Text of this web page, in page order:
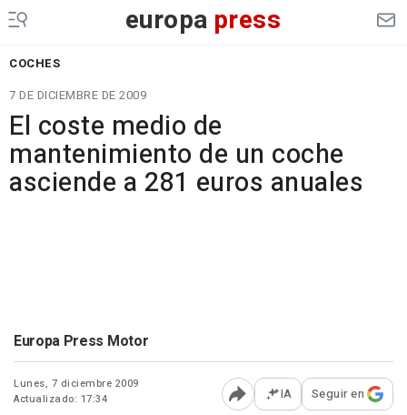
europa press
COCHES
7 DE DICIEMBRE DE 2009
El coste medio de
mantenimiento de un coche
asciende a 281 euros anuales
Europa Press Motor
Lunes, 7 diciembre 2009
Actualizado: 17:34
Abrir opciones para
IA Seguir en